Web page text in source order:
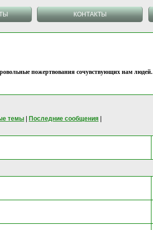
КОНТАКТЫ
пожертвования сочувствующих нам людей.
темы Последние сообщения